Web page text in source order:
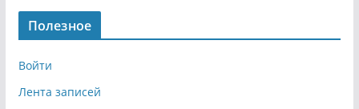
Полезное
Войти
Лента записей